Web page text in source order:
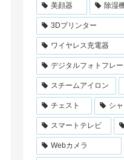
美顔器 除湿
3Dプリンター
ワイヤレス充電器
デジタルフォトフレ
スチームアイロン
チェスト シ
スマートテレビ
Webカメラ